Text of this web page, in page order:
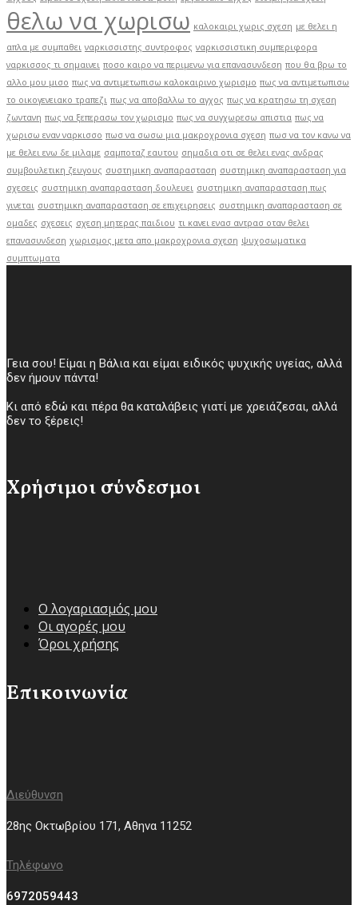
θελω να χωρισω καλοκαιρι χωρις σχεση με θελει η
απλα με συμπαθει ναρκισσιστης συντροφος ναρκισσιστικη συμπεριφορα
ναρκισσος τι σημαινει ποσο καιρο να περιμενω για επανασυνδεση που θα βρω το
αλλο μου μισο πως να αντιμετωπισω καλοκαιρινο χωρισμο πως να αντιμετωπισω
το οικογενειακο τραπεζι πως να αποβαλλω το αγχος πως να κρατησω τη σχεση
ζωντανη πως να ξεπερασω τον χωρισμο πως να συγχωρεσω απιστια πως να
χωρισω εναν ναρκισσο πωσ να σωσω μια μακροχρονια σχεση πωσ να τον κανω να
με θελει ενω δε μιλαμε σαμποταζ εαυτου σημαδια οτι σε θελει ενας ανδρας
συμβουλετικη ζευγους συστημικη αναπαρασταση συστημικη αναπαρασταση για
σχεσεις συστημικη αναπαρασταση δουλευει συστημικη αναπαρασταση πως
γινεται συστημικη αναπαρασταση σε επιχειρησεις συστημικη αναπαρασταση σε
ομαδες σχεσεις σχεση μητερας παιδιου τι κανει ενασ αντρασ οταν θελει
επανασυνδεση χωρισμος μετα απο μακροχρονια σχεση ψυχοσωματικα
συμπτωματα
Γεια σου! Είμαι η Βάλια και είμαι ειδικός ψυχικής υγείας, αλλά
δεν ήμουν πάντα!
Κι από εδώ και πέρα θα καταλάβεις γιατί με χρειάζεσαι, αλλά
δεν το ξέρεις!
Χρήσιμοι σύνδεσμοι
Ο λογαριασμός μου
Οι αγορές μου
Όροι χρήσης
Επικοινωνία
Διεύθυνση
28ης Οκτωβρίου 171, Aθηνα 11252
Τηλέφωνο
6972059443